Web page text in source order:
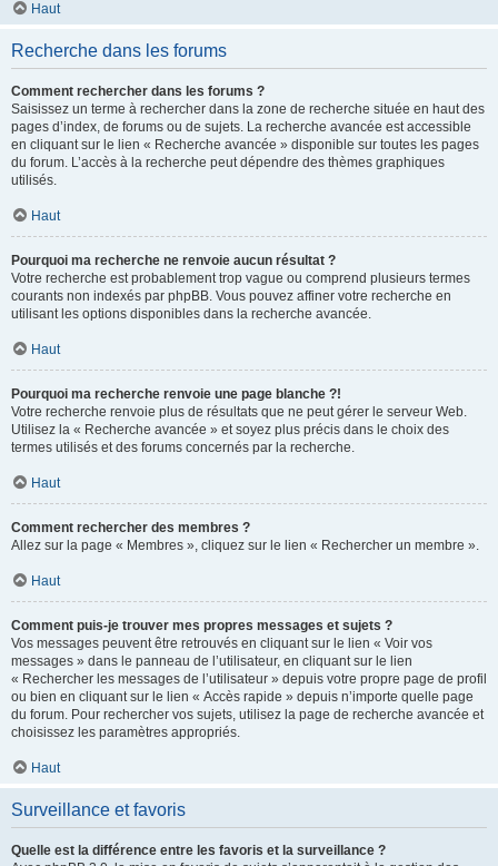
Haut
Recherche dans les forums
Comment rechercher dans les forums ?
Saisissez un terme à rechercher dans la zone de recherche située en haut des
pages d’index, de forums ou de sujets. La recherche avancée est accessible
en cliquant sur le lien « Recherche avancée » disponible sur toutes les pages
du forum. L’accès à la recherche peut dépendre des thèmes graphiques
utilisés.
Haut
Pourquoi ma recherche ne renvoie aucun résultat ?
Votre recherche est probablement trop vague ou comprend plusieurs termes
courants non indexés par phpBB. Vous pouvez affiner votre recherche en
utilisant les options disponibles dans la recherche avancée.
Haut
Pourquoi ma recherche renvoie une page blanche ?!
Votre recherche renvoie plus de résultats que ne peut gérer le serveur Web.
Utilisez la « Recherche avancée » et soyez plus précis dans le choix des
termes utilisés et des forums concernés par la recherche.
Haut
Comment rechercher des membres ?
Allez sur la page « Membres », cliquez sur le lien « Rechercher un membre ».
Haut
Comment puis-je trouver mes propres messages et sujets ?
Vos messages peuvent être retrouvés en cliquant sur le lien « Voir vos
messages » dans le panneau de l’utilisateur, en cliquant sur le lien
« Rechercher les messages de l’utilisateur » depuis votre propre page de profil
ou bien en cliquant sur le lien « Accès rapide » depuis n’importe quelle page
du forum. Pour rechercher vos sujets, utilisez la page de recherche avancée et
choisissez les paramètres appropriés.
Haut
Surveillance et favoris
Quelle est la différence entre les favoris et la surveillance ?